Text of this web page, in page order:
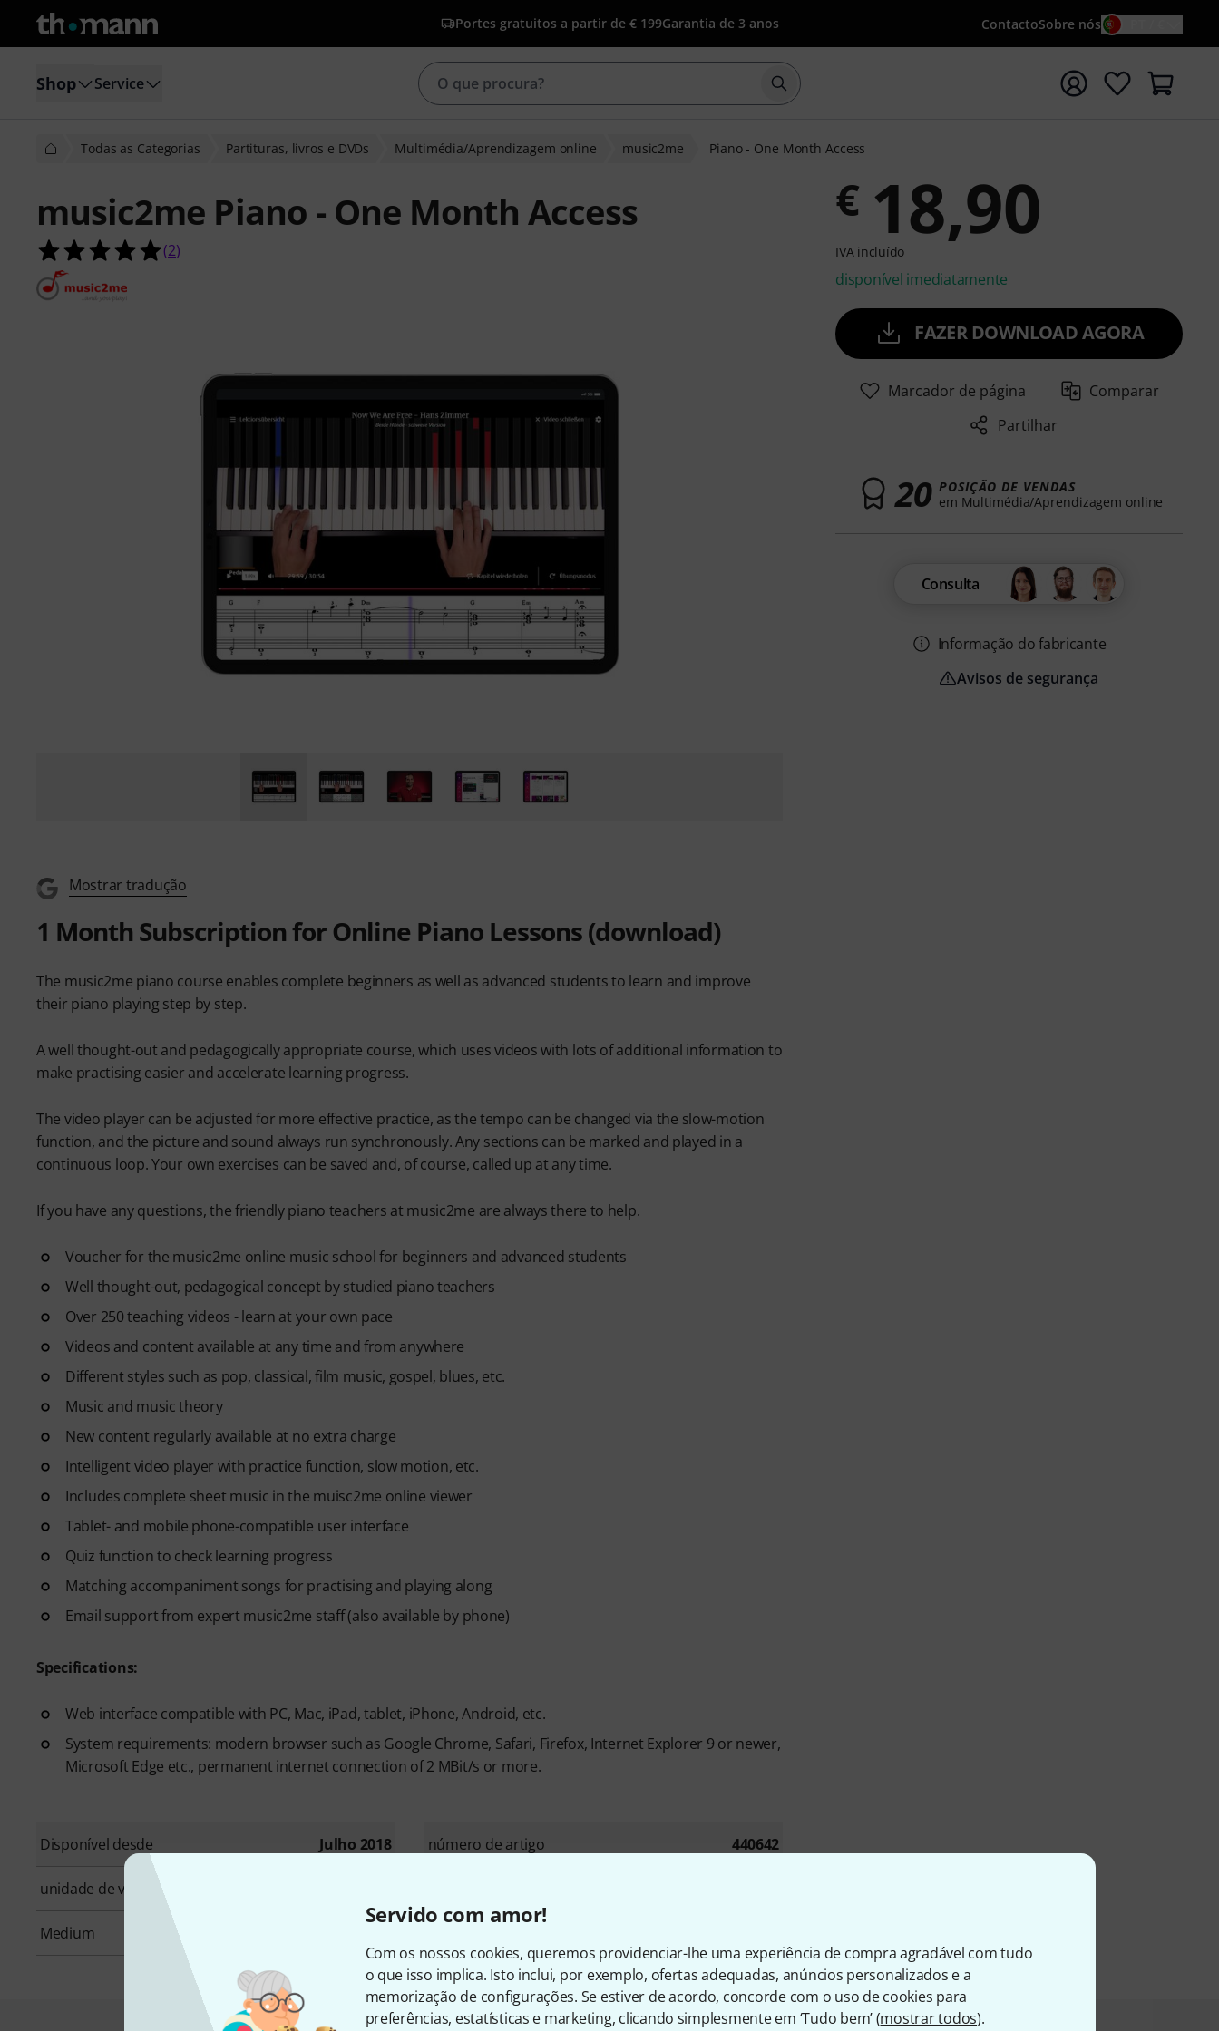
Servido com amor!
Com os nossos cookies, queremos providenciar-lhe uma experiência de compra agradável com tudo
o que isso implica. Isto inclui, por exemplo, ofertas adequadas, anúncios personalizados e a
memorização de configurações. Se estiver de acordo, concorde com o uso de cookies para
preferências, estatísticas e marketing, clicando simplesmente em ‘Tudo bem’ (mostrar todos).
Portes gratuitos a partir de € 199Garantia de 3 anos ContactoSobre nós
Shop Service Iniciar pesquisa com o termo de pesquisa {searchTerm}
Todas as Categorias Partituras, livros e DVDs Multimédia/Aprendizagem online music2me Piano - One Month Access
music2me Piano - One Month Access
5.0 de 5 estrelas de 2 avaliações de clientes
(2)
Mostrar tradução
1 Month Subscription for Online Piano Lessons (download)
The music2me piano course enables complete beginners as well as advanced students to learn and improve
their piano playing step by step.
A well thought-out and pedagogically appropriate course, which uses videos with lots of additional information to
make practising easier and accelerate learning progress.
The video player can be adjusted for more effective practice, as the tempo can be changed via the slow-motion
function, and the picture and sound always run synchronously. Any sections can be marked and played in a
continuous loop. Your own exercises can be saved and, of course, called up at any time.
If you have any questions, the friendly piano teachers at music2me are always there to help.
Voucher for the music2me online music school for beginners and advanced students
Well thought-out, pedagogical concept by studied piano teachers
Over 250 teaching videos - learn at your own pace
Videos and content available at any time and from anywhere
Different styles such as pop, classical, film music, gospel, blues, etc.
Music and music theory
New content regularly available at no extra charge
Intelligent video player with practice function, slow motion, etc.
Includes complete sheet music in the muisc2me online viewer
Tablet- and mobile phone-compatible user interface
Quiz function to check learning progress
Matching accompaniment songs for practising and playing along
Email support from expert music2me staff (also available by phone)
Specifications:
Web interface compatible with PC, Mac, iPad, tablet, iPhone, Android, etc.
System requirements: modern browser such as Google Chrome, Safari, Firefox, Internet Explorer 9 or newer,
Microsoft Edge etc., permanent internet connection of 2 MBit/s or more.
Disponível desde Julho 2018 número de artigo 440642
unidade de venda
Medium
€ 18,90
IVA incluído
disponível imediatamente
FAZER DOWNLOAD AGORA
Marcador de página
Comparar
Partilhar
20 POSIÇÃO DE VENDAS
em Multimédia/Aprendizagem online
Consulta
Informação do fabricante
Avisos de segurança